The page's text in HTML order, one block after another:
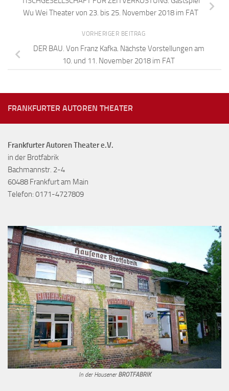
Wu Wei Theater von 23. bis 25. November 2018 im FAT
VORHERIGER BEITRAG
DER BAU. Von Franz Kafka. Nächste Vorstellungen am
10. und 11. November 2018 im FAT
FRANKFURTER AUTOREN THEATER
Frankfurter Autoren Theater e.V.
in der Brotfabrik
Bachmannstr. 2-4
60488 Frankfurt am Main
Telefon: 0171-4727809
In der Hausener BROTFABRIK